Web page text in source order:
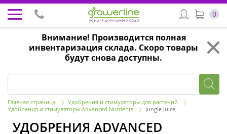
Внимание! Производится полная
инвентаризация склада. Скоро товары
будут снова доступны.
0
Главная страница
Удобрения и стимуляторы для растений
Удобрения и стимуляторы Advanced Nutrients
Jungle Juice
УДОБРЕНИЯ ADVANCED